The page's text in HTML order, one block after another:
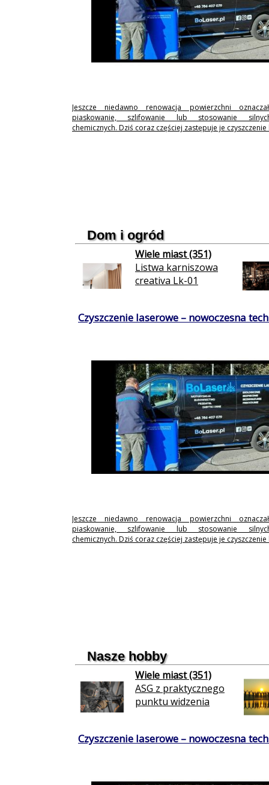
Jeszcze niedawno renowacja powierzchni
piaskowanie, szlifowanie lub stosowanie
chemicznych. Dziś coraz częściej zastępuje je
Dom i ogród
Wiele miast (351)
Listwa karniszowa
creativa Lk-01
Czyszczenie laserowe – nowoczesna
Jeszcze niedawno renowacja powierzchni
piaskowanie, szlifowanie lub stosowanie
chemicznych. Dziś coraz częściej zastępuje je
Nasze hobby
Wiele miast (351)
ASG z praktycznego
punktu widzenia
Czyszczenie laserowe – nowoczesna